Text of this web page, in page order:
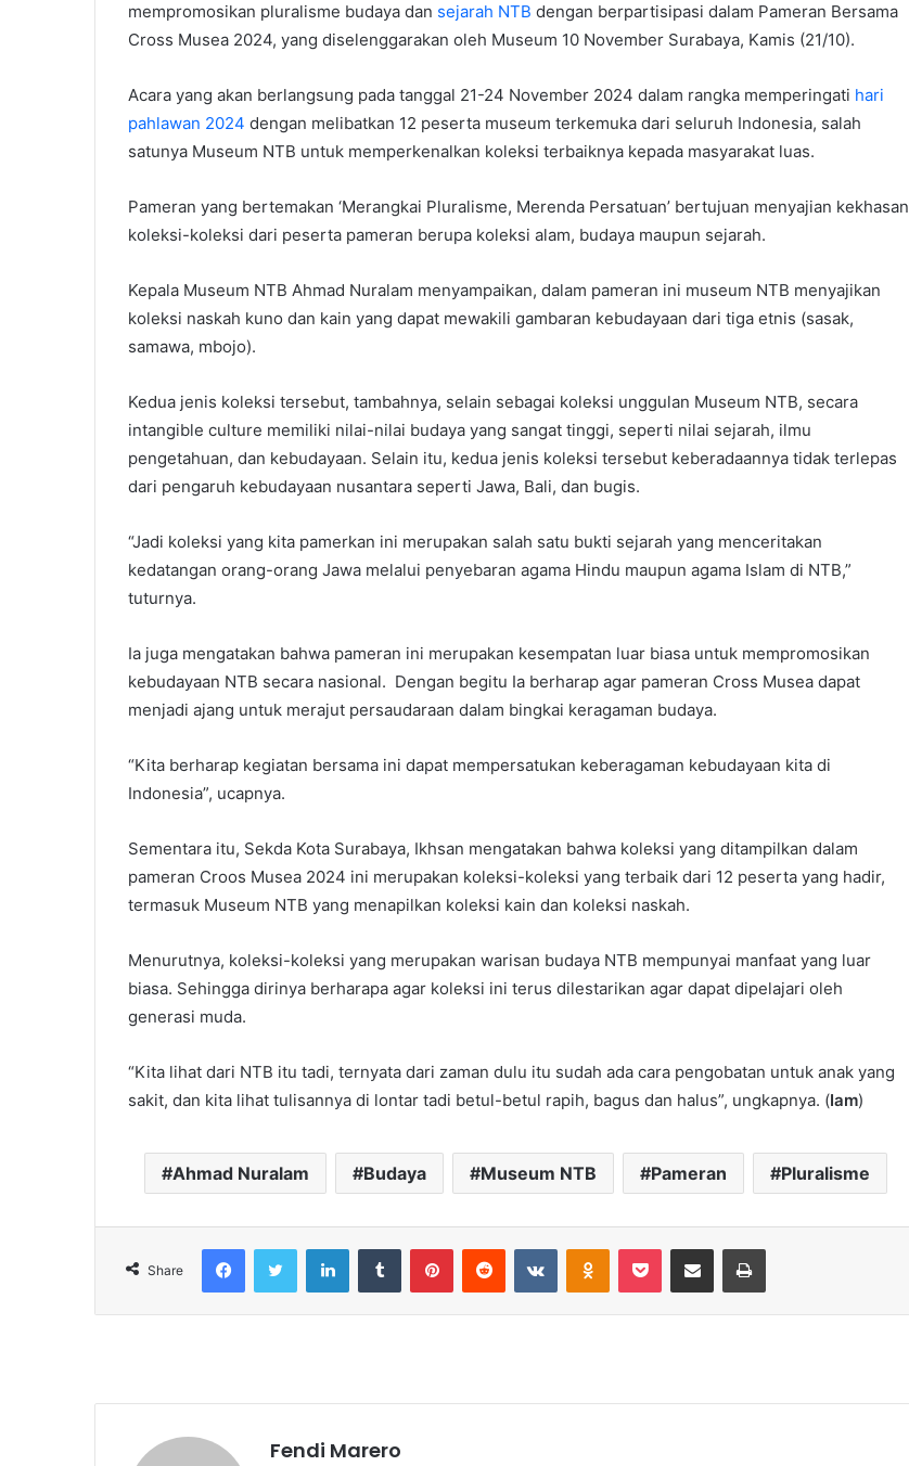
mempromosikan pluralisme budaya dan sejarah NTB dengan berpartisipasi dalam Pameran Bersama
Cross Musea 2024, yang diselenggarakan oleh Museum 10 November Surabaya, Kamis (21/10).
Acara yang akan berlangsung pada tanggal 21-24 November 2024 dalam rangka memperingati hari
pahlawan 2024 dengan melibatkan 12 peserta museum terkemuka dari seluruh Indonesia, salah
satunya Museum NTB untuk memperkenalkan koleksi terbaiknya kepada masyarakat luas.
Pameran yang bertemakan ‘Merangkai Pluralisme, Merenda Persatuan’ bertujuan menyajian kekhasan
koleksi-koleksi dari peserta pameran berupa koleksi alam, budaya maupun sejarah.
Kepala Museum NTB Ahmad Nuralam menyampaikan, dalam pameran ini museum NTB menyajikan
koleksi naskah kuno dan kain yang dapat mewakili gambaran kebudayaan dari tiga etnis (sasak,
samawa, mbojo).
Kedua jenis koleksi tersebut, tambahnya, selain sebagai koleksi unggulan Museum NTB, secara
intangible culture memiliki nilai-nilai budaya yang sangat tinggi, seperti nilai sejarah, ilmu
pengetahuan, dan kebudayaan. Selain itu, kedua jenis koleksi tersebut keberadaannya tidak terlepas
dari pengaruh kebudayaan nusantara seperti Jawa, Bali, dan bugis.
“Jadi koleksi yang kita pamerkan ini merupakan salah satu bukti sejarah yang menceritakan
kedatangan orang-orang Jawa melalui penyebaran agama Hindu maupun agama Islam di NTB,”
tuturnya.
Ia juga mengatakan bahwa pameran ini merupakan kesempatan luar biasa untuk mempromosikan
kebudayaan NTB secara nasional. Dengan begitu Ia berharap agar pameran Cross Musea dapat
menjadi ajang untuk merajut persaudaraan dalam bingkai keragaman budaya.
“Kita berharap kegiatan bersama ini dapat mempersatukan keberagaman kebudayaan kita di
Indonesia”, ucapnya.
Sementara itu, Sekda Kota Surabaya, Ikhsan mengatakan bahwa koleksi yang ditampilkan dalam
pameran Croos Musea 2024 ini merupakan koleksi-koleksi yang terbaik dari 12 peserta yang hadir,
termasuk Museum NTB yang menapilkan koleksi kain dan koleksi naskah.
Menurutnya, koleksi-koleksi yang merupakan warisan budaya NTB mempunyai manfaat yang luar
biasa. Sehingga dirinya berharapa agar koleksi ini terus dilestarikan agar dapat dipelajari oleh
generasi muda.
“Kita lihat dari NTB itu tadi, ternyata dari zaman dulu itu sudah ada cara pengobatan untuk anak yang
sakit, dan kita lihat tulisannya di lontar tadi betul-betul rapih, bagus dan halus”, ungkapnya. (Iam)
Ahmad Nuralam Budaya Museum NTB Pameran Pluralisme
Share
FacebookTwitter LinkedIn Tumblr PinterestReddit VKontakteOdnoklassniki
Pocket Share via Email
Fendi Marero